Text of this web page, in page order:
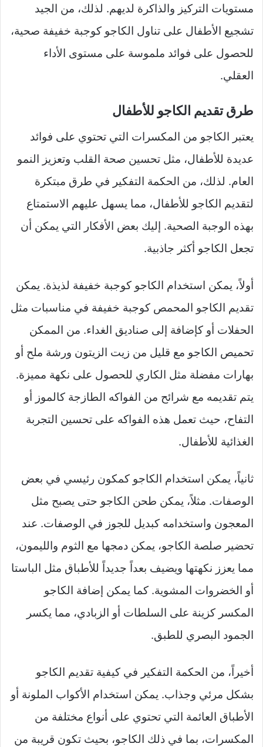
مستويات التركيز والذاكرة لديهم. لذلك، من الجيد
تشجيع الأطفال على تناول الكاجو كوجبة خفيفة صحية،
للحصول على فوائد ملموسة على مستوى الأداء
العقلي.
طرق تقديم الكاجو للأطفال
يعتبر الكاجو من المكسرات التي تحتوي على فوائد
عديدة للأطفال، مثل تحسين صحة القلب وتعزيز النمو
العام. لذلك، من الحكمة التفكير في طرق مبتكرة
لتقديم الكاجو للأطفال، مما يسهل عليهم الاستمتاع
بهذه الوجبة الصحية. إليك بعض الأفكار التي يمكن أن
تجعل الكاجو أكثر جاذبية.
أولاً، يمكن استخدام الكاجو كوجبة خفيفة لذيذة. يمكن
تقديم الكاجو المحمص كوجبة خفيفة في مناسبات مثل
الحفلات أو كإضافة إلى صناديق الغداء. من الممكن
تحميص الكاجو مع قليل من زيت الزيتون ورشة ملح أو
بهارات مفضلة مثل الكاري للحصول على نكهة مميزة.
يتم تقديمه مع شرائح من الفواكه الطازجة كالموز أو
التفاح، حيث تعمل هذه الفواكه على تحسين التجربة
الغذائية للأطفال.
ثانياً، يمكن استخدام الكاجو كمكون رئيسي في بعض
الوصفات. مثلاً، يمكن طحن الكاجو حتى يصبح مثل
المعجون واستخدامه كبديل للجوز في الوصفات. عند
تحضير صلصة الكاجو، يمكن دمجها مع الثوم والليمون،
مما يعزز نكهتها ويضيف بعداً جديداً للأطباق مثل الباستا
أو الخضروات المشوية. كما يمكن إضافة الكاجو
المكسر كزينة على السلطات أو الزبادي، مما يكسر
الجمود البصري للطبق.
أخيراً، من الحكمة التفكير في كيفية تقديم الكاجو
بشكل مرئي وجذاب. يمكن استخدام الأكواب الملونة أو
الأطباق العائمة التي تحتوي على أنواع مختلفة من
المكسرات، بما في ذلك الكاجو، بحيث تكون قريبة من